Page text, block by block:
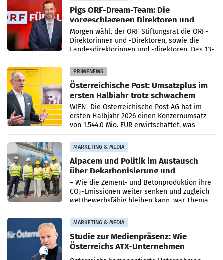
Pigs ORF-Dream-Team: Die
vorgeschlagenen Direktoren und
Direktorinnen
Morgen wählt der ORF Stiftungsrat die ORF-
Direktorinnen und -Direktoren, sowie die
Landesdirektorinnen und -direktoren. Das 13-
köpfige Wunschteam des ab 1. Jänner 2027
amtierenden
PRIMENEWS
Österreichische Post: Umsatzplus im
ersten Halbjahr trotz schwachem
Briefgeschäft
WIEN Die Österreichische Post AG hat im
ersten Halbjahr 2026 einen Konzernumsatz
von 1.544,0 Mio. EUR erwirtschaftet, was
einem Plus von 3,8 Prozent gegenüber dem
Vergleichszeitraum
MARKETING & MEDIA
Alpacem und Politik im Austausch
über Dekarbonisierung und
Energiepreise
– Wie die Zement- und Betonproduktion ihre
CO₂-Emissionen weiter senken und zugleich
wettbewerbsfähig bleiben kann, war Thema
eines Treffens zwischen Staatssekretärin
Elisabeth
MARKETING & MEDIA
Studie zur Medienpräsenz: Wie
Österreichs ATX-Unternehmen
international wahrgenommen